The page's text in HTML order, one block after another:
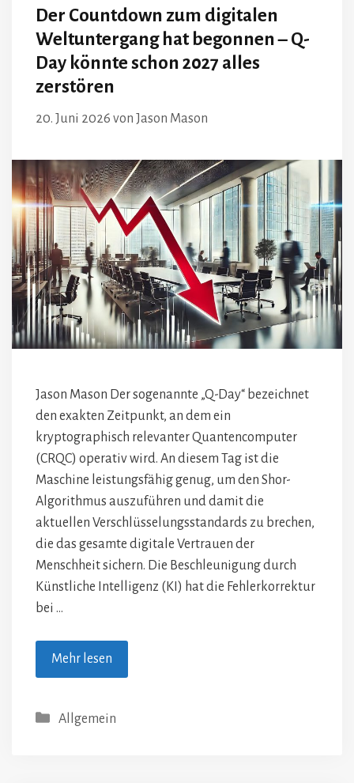
Der Countdown zum digitalen
Weltuntergang hat begonnen – Q-
Day könnte schon 2027 alles
zerstören
20. Juni 2026 von Jason Mason
Jason Mason Der sogenannte „Q-Day“ bezeichnet
den exakten Zeitpunkt, an dem ein
kryptographisch relevanter Quantencomputer
(CRQC) operativ wird. An diesem Tag ist die
Maschine leistungsfähig genug, um den Shor-
Algorithmus auszuführen und damit die
aktuellen Verschlüsselungsstandards zu brechen,
die das gesamte digitale Vertrauen der
Menschheit sichern. Die Beschleunigung durch
Künstliche Intelligenz (KI) hat die Fehlerkorrektur
bei …
Mehr lesen
Kategorien
Allgemein